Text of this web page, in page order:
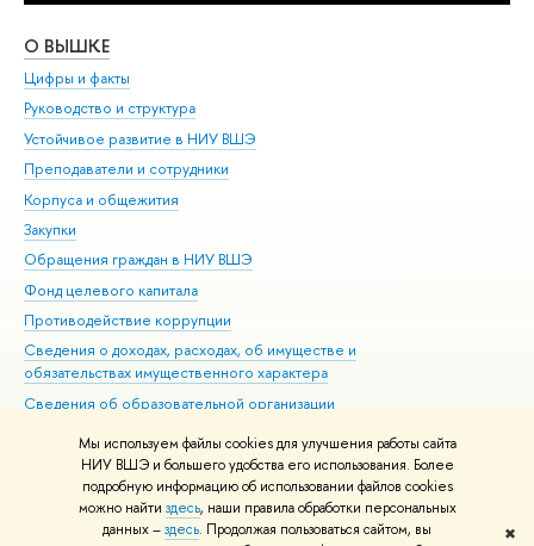
Мы используем файлы cookies для улучшения работы сайта
НИУ ВШЭ и большего удобства его использования. Более
подробную информацию об использовании файлов cookies
можно найти здесь, наши правила обработки персональных
данных –здесь. Продолжая пользоваться сайтом, вы
✖
О ВЫШКЕ
Цифры и факты
Руководство и структура
Устойчивое развитие в НИУ ВШЭ
Преподаватели и сотрудники
Корпуса и общежития
Закупки
Обращения граждан в НИУ ВШЭ
Фонд целевого капитала
Противодействие коррупции
Сведения о доходах, расходах, об имуществе и
обязательствах имущественного характера
Сведения об образовательной организации
Людям с ограниченными возможностями здоровья
Единая платежная страница
Работа в Вышке